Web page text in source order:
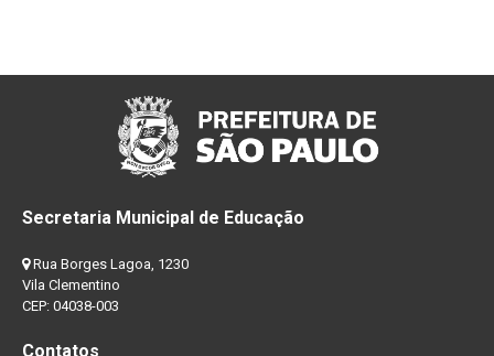
Secretaria Municipal de Educação
Rua Borges Lagoa, 1230
Vila Clementino
CEP: 04038-003
Contatos